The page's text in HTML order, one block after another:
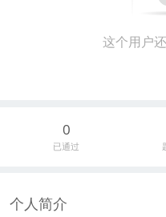
这个用户
0
已通过
个人简介